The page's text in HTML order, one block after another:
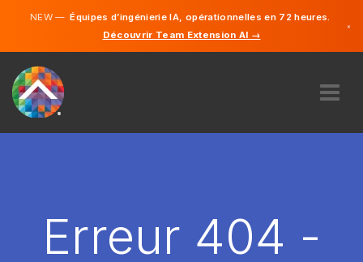
NEW —Équipes d’ingénierie IA, opérationnelles en 72 heures.
Découvrir Team Extension AI →
×
Erreur 404 -